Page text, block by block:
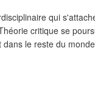
qui
critique se
le reste du